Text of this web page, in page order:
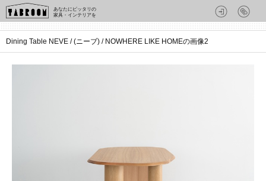
あなたにピッタリの
家具・インテリアを
Dining Table NEVE / (ニーブ) / NOWHERE LIKE HOMEの画像2